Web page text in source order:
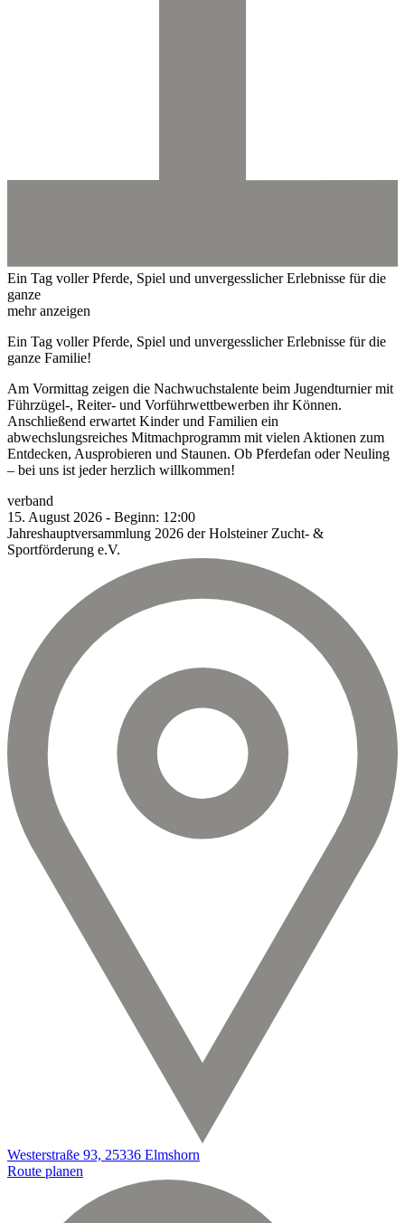
Ein Tag voller Pferde, Spiel und unvergesslicher Erlebnisse für die
ganze
mehr anzeigen
Ein Tag voller Pferde, Spiel und unvergesslicher Erlebnisse für die
ganze Familie!
Am Vormittag zeigen die Nachwuchstalente beim Jugendturnier mit
Führzügel-, Reiter- und Vorführwettbewerben ihr Können.
Anschließend erwartet Kinder und Familien ein
abwechslungsreiches Mitmachprogramm mit vielen Aktionen zum
Entdecken, Ausprobieren und Staunen. Ob Pferdefan oder Neuling
– bei uns ist jeder herzlich willkommen!
verband
15. August 2026 - Beginn: 12:00
Jahreshauptversammlung 2026 der Holsteiner Zucht- &
Sportförderung e.V.
Westerstraße 93, 25336 Elmshorn
Route planen